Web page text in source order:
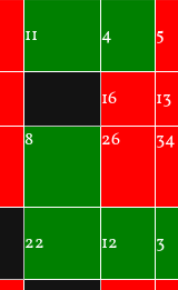
11 4 5
16
13
8 26 34
22 12 3